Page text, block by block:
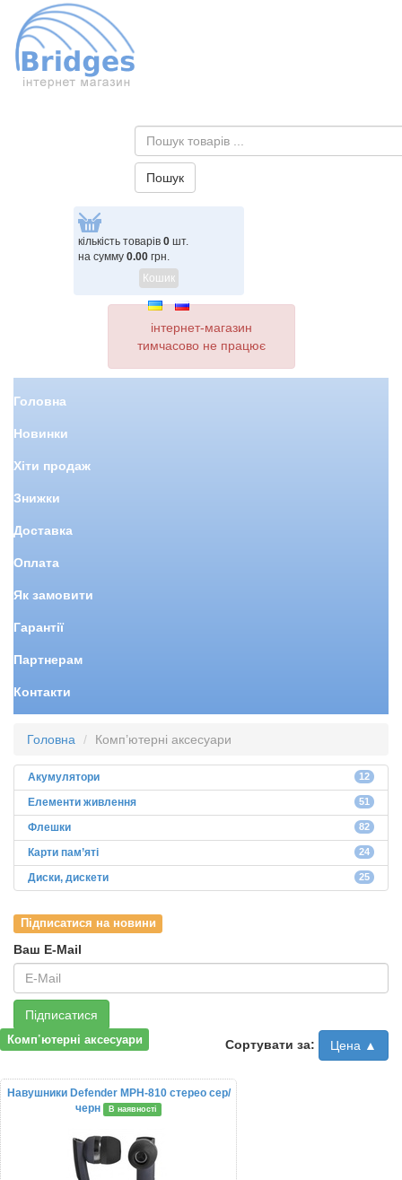
кількість товарів 0 шт.
на сумму 0.00 грн.
Кошик
інтернет-магазин
тимчасово не працює
Головна
Новинки
Хіти продаж
Знижки
Доставка
Оплата
Як замовити
Гарантії
Партнерам
Контакти
Головна Комп’ютерні аксесуари
Акумулятори 12
Елементи живлення 51
Флешки 82
Карти пам’яті 24
Диски, дискети 25
Підписатися на новини
Ваш E-Mail
Підписатися
Сортувати за: Цена ▲
Комп’ютерні аксесуари
Навушники Defender MPH-810 стерео сер/
черн
В наявності